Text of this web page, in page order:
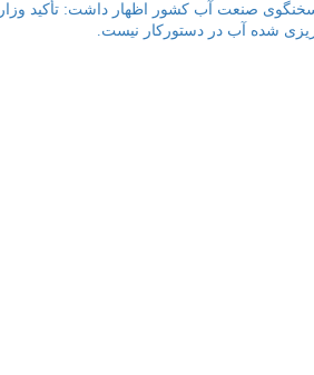
صنعت آب کشور اظهار داشت: تأکید
شده آب در دستورکار نیست.